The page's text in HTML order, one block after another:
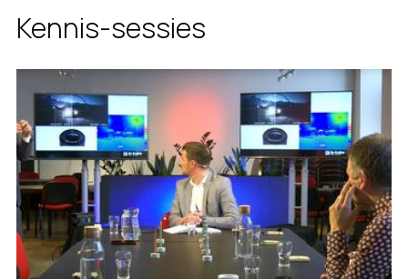
Kennis-sessies